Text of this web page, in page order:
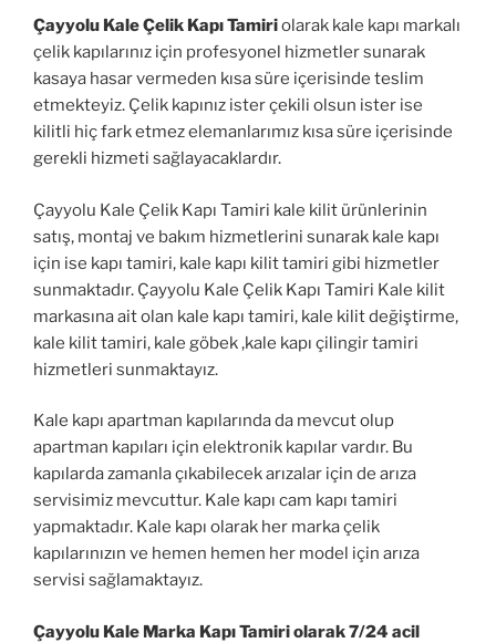
Çayyolu Kale Çelik Kapı Tamiriolarak kale kapı markalı
çelik kapılarınız için profesyonel hizmetler sunarak
kasaya hasar vermeden kısa süre içerisinde teslim
etmekteyiz. Çelik kapınız ister çekili olsun ister ise
kilitli hiç fark etmez elemanlarımız kısa süre içerisinde
gerekli hizmeti sağlayacaklardır.
Çayyolu Kale Çelik Kapı Tamiri kale kilit ürünlerinin
satış, montaj ve bakım hizmetlerini sunarak kale kapı
için ise kapı tamiri, kale kapı kilit tamiri gibi hizmetler
sunmaktadır. Çayyolu Kale Çelik Kapı Tamiri Kale kilit
markasına ait olan kale kapı tamiri, kale kilit değiştirme,
kale kilit tamiri, kale göbek ,kale kapı çilingir tamiri
hizmetleri sunmaktayız.
Kale kapı apartman kapılarında da mevcut olup
apartman kapıları için elektronik kapılar vardır. Bu
kapılarda zamanla çıkabilecek arızalar için de arıza
servisimiz mevcuttur. Kale kapı cam kapı tamiri
yapmaktadır. Kale kapı olarak her marka çelik
kapılarınızın ve hemen hemen her model için arıza
servisi sağlamaktayız.
Çayyolu Kale Marka Kapı Tamiri olarak 7/24 acil